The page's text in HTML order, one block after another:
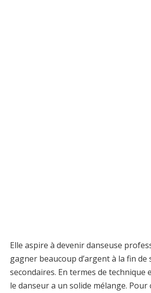
Elle aspire à devenir danseuse
gagner beaucoup d’argent à la fin de
secondaires. En termes de technique
le danseur a un solide mélange. Pour